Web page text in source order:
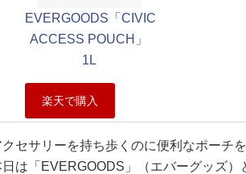
EVERGOODS「CIVIC
ACCESS POUCH」
1L
セサリーを持ち歩くのに便利なポーチ
は「EVERGOODS」（エバーグッズ）